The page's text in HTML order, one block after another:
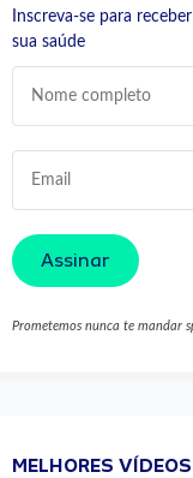
Inscreva-se para
sua saúde
Assinar
Prometemos nunca te mandar
MELHORES VÍDEOS